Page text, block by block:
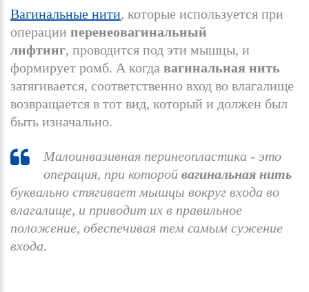
Вагинальные нити, которые используется при
операции перенеовагинальный
лифтинг, проводится под эти мышцы, и
формирует ромб. А когда вагинальная нить
затягивается, соответственно вход во влагалище
возвращается в тот вид, который и должен был
быть изначально.
Малоинвазивная перинеопластика - это
операция, при которой вагинальная нить
буквально стягивает мышцы вокруг входа во
влагалище, и приводит их в правильное
положение, обеспечивая тем самым сужение
входа.